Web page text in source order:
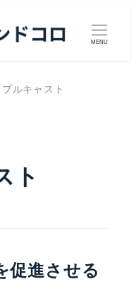
MENU
プルキャスト
ト
促進させる